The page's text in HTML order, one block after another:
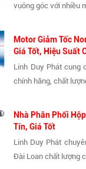
vuông góc với nhiều
Motor Giảm Tốc
Giá Tốt, Hiệu Suất
Linh Duy Phát cung
chính hãng, chất
Nhà Phân Phối
Tín, Giá Tốt
Linh Duy Phát
Đài Loan chất lượng